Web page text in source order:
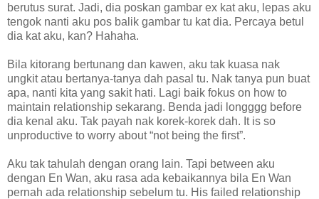
berutus surat. Jadi, dia poskan gambar ex kat aku, lepas aku
tengok nanti aku pos balik gambar tu kat dia. Percaya betul
dia kat aku, kan? Hahaha.
Bila kitorang bertunang dan kawen, aku tak kuasa nak
ungkit atau bertanya-tanya dah pasal tu. Nak tanya pun buat
apa, nanti kita yang sakit hati. Lagi baik fokus on how to
maintain relationship sekarang. Benda jadi longggg before
dia kenal aku. Tak payah nak korek-korek dah. It is so
unproductive to worry about “not being the first”.
Aku tak tahulah dengan orang lain. Tapi between aku
dengan En Wan, aku rasa ada kebaikannya bila En Wan
pernah ada relationship sebelum tu. His failed relationship